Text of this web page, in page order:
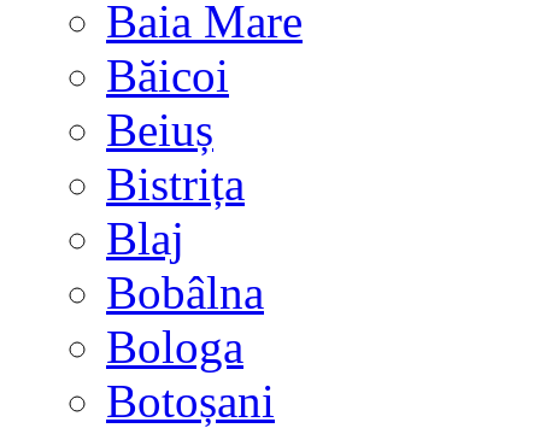
Baia Mare
Băicoi
Beiuș
Bistrița
Blaj
Bobâlna
Bologa
Botoșani